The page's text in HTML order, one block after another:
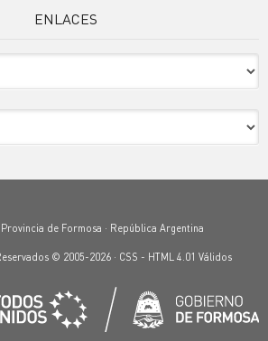
ENLACES
de Formosa · República Argentina
© 2005-2026 · CSS - HTML 4.01 Válidos